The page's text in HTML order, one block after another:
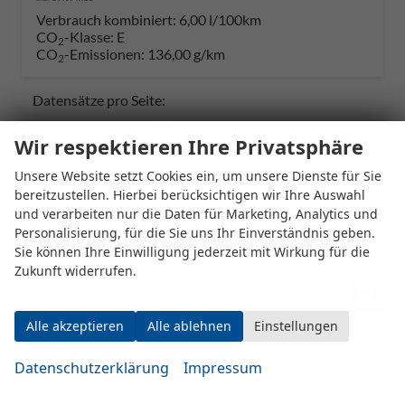
Verbrauch kombiniert: 6,00 l/100km
CO2-Klasse: E
CO2-Emissionen: 136,00 g/km
Datensätze pro Seite:
Seiten:
1 2
Wir respektieren Ihre Privatsphäre
Unsere Website setzt Cookies ein, um unsere Dienste für Sie
bereitzustellen. Hierbei berücksichtigen wir Ihre Auswahl
und verarbeiten nur die Daten für Marketing, Analytics und
Personalisierung, für die Sie uns Ihr Einverständnis geben.
Sie können Ihre Einwilligung jederzeit mit Wirkung für die
Zukunft widerrufen.
Alle akzeptieren Alle ablehnen Einstellungen
Datenschutzerklärung Impressum